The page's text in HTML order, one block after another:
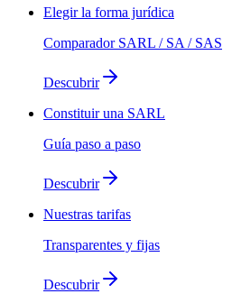
Elegir la forma jurídica
Comparador SARL / SA / SAS
Descubrir
Constituir una SARL
Guía paso a paso
Descubrir
Nuestras tarifas
Transparentes y fijas
Descubrir